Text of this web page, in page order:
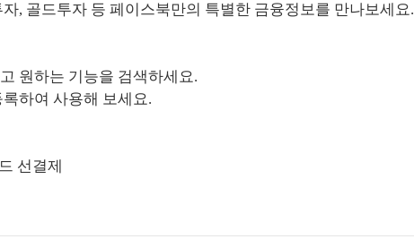
, 골드투자 등 페이스북만의 특별한 금융정보를 만나보세요.
원하는 기능을 검색하세요.
하여 사용해 보세요.
선결제